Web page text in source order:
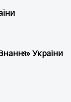
України